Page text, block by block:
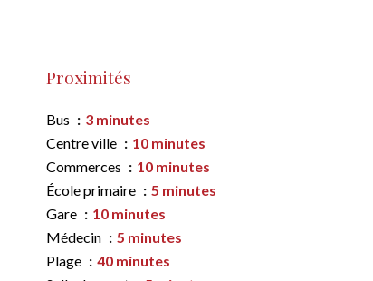
Proximités
Bus
3 minutes
Centre ville
10 minutes
Commerces
10 minutes
École primaire
5 minutes
Gare
10 minutes
Médecin
5 minutes
Plage
40 minutes